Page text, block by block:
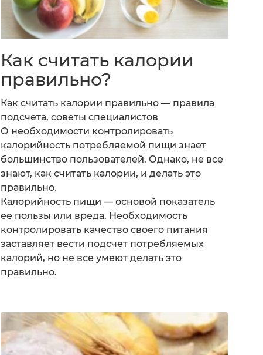
Как считать калории
правильно?
Как считать калории правильно — правила
подсчета, советы специалистов
О необходимости контролировать
калорийность потребляемой пищи знает
большинство пользователей. Однако, не все
знают, как считать калории, и делать это
правильно.
Калорийность пищи — основой показатель
ее пользы или вреда. Необходимость
контролировать качество своего питания
заставляет вести подсчет потребляемых
калорий, но не все умеют делать это
правильно.